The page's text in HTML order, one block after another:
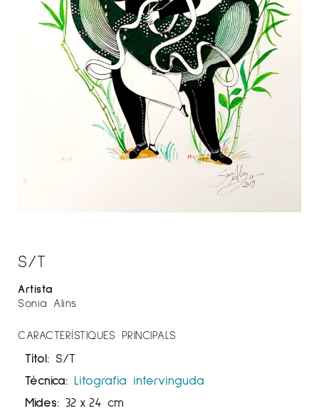
S/T
Artista
Sonia Alins
CARACTERÍSTIQUES PRINCIPALS
Títol: S/T
Tècnica: Litografia intervinguda
Mides: 32 x 24 cm